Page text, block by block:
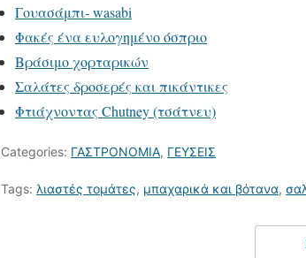
Γουασάμπι- wasabi
Φακές ένα ευλογημένο όσπριο
Βράσιμο χορταρικών
Σαλάτες δροσερές και πικάντικες
Φτιάχνοντας Chutney (τσάτνευ)
Categories: ΓΑΣΤΡΟΝΟΜΙΑ, ΓΕΥΣΕΙΣ
Tags: λιαστές τομάτες, μπαχαρικά και βότανα,